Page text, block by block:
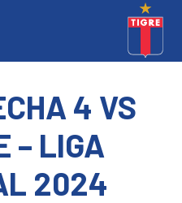
4 VS
– LIGA
2024